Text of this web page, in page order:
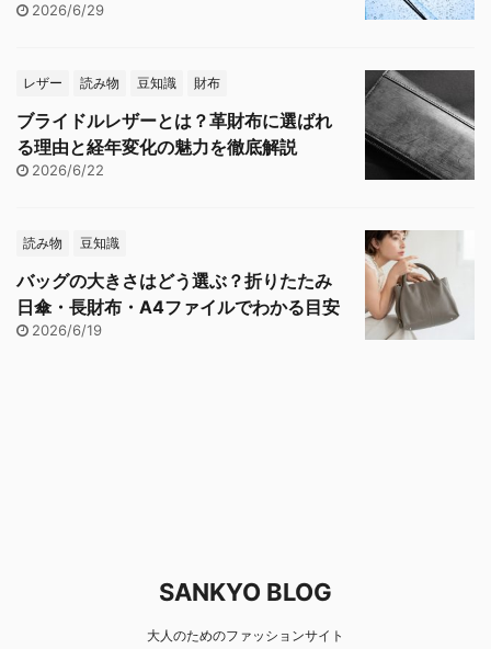
2026/6/29
レザー 読み物 豆知識 財布
ブライドルレザーとは？革財布に選ばれ
る理由と経年変化の魅力を徹底解説
2026/6/22
読み物 豆知識
バッグの大きさはどう選ぶ？折りたたみ
日傘・長財布・A4ファイルでわかる目安
2026/6/19
SANKYO BLOG
大人のためのファッションサイト